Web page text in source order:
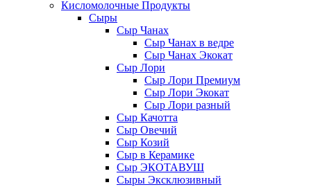
Кисломолочные Продукты
Сыры
Сыр Чанах
Сыр Чанах в ведре
Сыр Чанах Экокат
Сыр Лори
Сыр Лори Премиум
Сыр Лори Экокат
Сыр Лори разный
Сыр Качотта
Сыр Овечий
Сыр Козий
Сыр в Керамике
Сыр ЭКОТАВУШ
Сыры Эксклюзивный